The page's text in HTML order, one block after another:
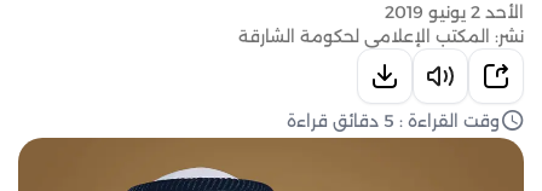
الأحد 2 يونيو 2019
نشر: المكتب الإعلامي لحكومة الشارقة
وقت القراءة : 5 دقائق قراءة